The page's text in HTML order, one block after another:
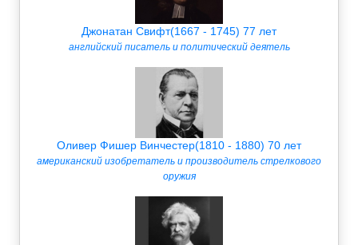
Джонатан Свифт(1667 - 1745) 77 лет
английский писатель и политический деятель
Оливер Фишер Винчестер(1810 - 1880) 70 лет
американский изобретатель и производитель стрелкового
оружия